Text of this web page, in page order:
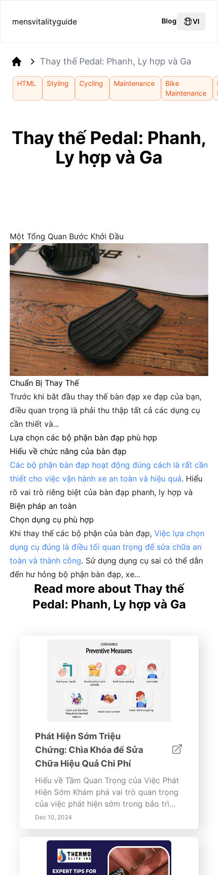
mensvitalityguide Blog VI
Thay thế Pedal: Phanh, Ly hợp và Ga
HTML Styling Cycling Maintenance
Bike
Maintenance
Thay thế Pedal: Phanh,
Ly hợp và Ga
Một Tổng Quan Bước Khởi Đầu
Chuẩn Bị Thay Thế
Trước khi bắt đầu thay thế bàn đạp xe đạp của bạn,
điều quan trọng là phải thu thập tất cả các dụng cụ
cần thiết và...
Lựa chọn các bộ phận bàn đạp phù hợp
Hiểu về chức năng của bàn đạp
Các bộ phận bàn đạp hoạt động đúng cách là rất cần
thiết cho việc vận hành xe an toàn và hiệu quả. Hiểu
rõ vai trò riêng biệt của bàn đạp phanh, ly hợp và
Biện pháp an toàn
Chọn dụng cụ phù hợp
Khi thay thế các bộ phận của bàn đạp, Việc lựa chọn
dụng cụ đúng là điều tối quan trọng để sửa chữa an
toàn và thành công. Sử dụng dụng cụ sai có thể dẫn
đến hư hỏng bộ phận bàn đạp, xe...
Read more about Thay thế
Pedal: Phanh, Ly hợp và Ga
Phát Hiện Sớm Triệu
Chứng: Chìa Khóa để Sửa
Chữa Hiệu Quả Chi Phí
Hiểu về Tầm Quan Trọng của Việc Phát
Hiện Sớm Khám phá vai trò quan trọng
của việc phát hiện sớm trong bảo trì
máy móc, chăm sóc sức khoẻ và công
nghệ. Hướng dẫn toàn diện này nêu bật
những lợi ích của việc nhận ra triệu
chứng kịp thời để ngăn ngừa biến
chứng và tiết kiệm thời gian cũng như
Dec 10, 2024